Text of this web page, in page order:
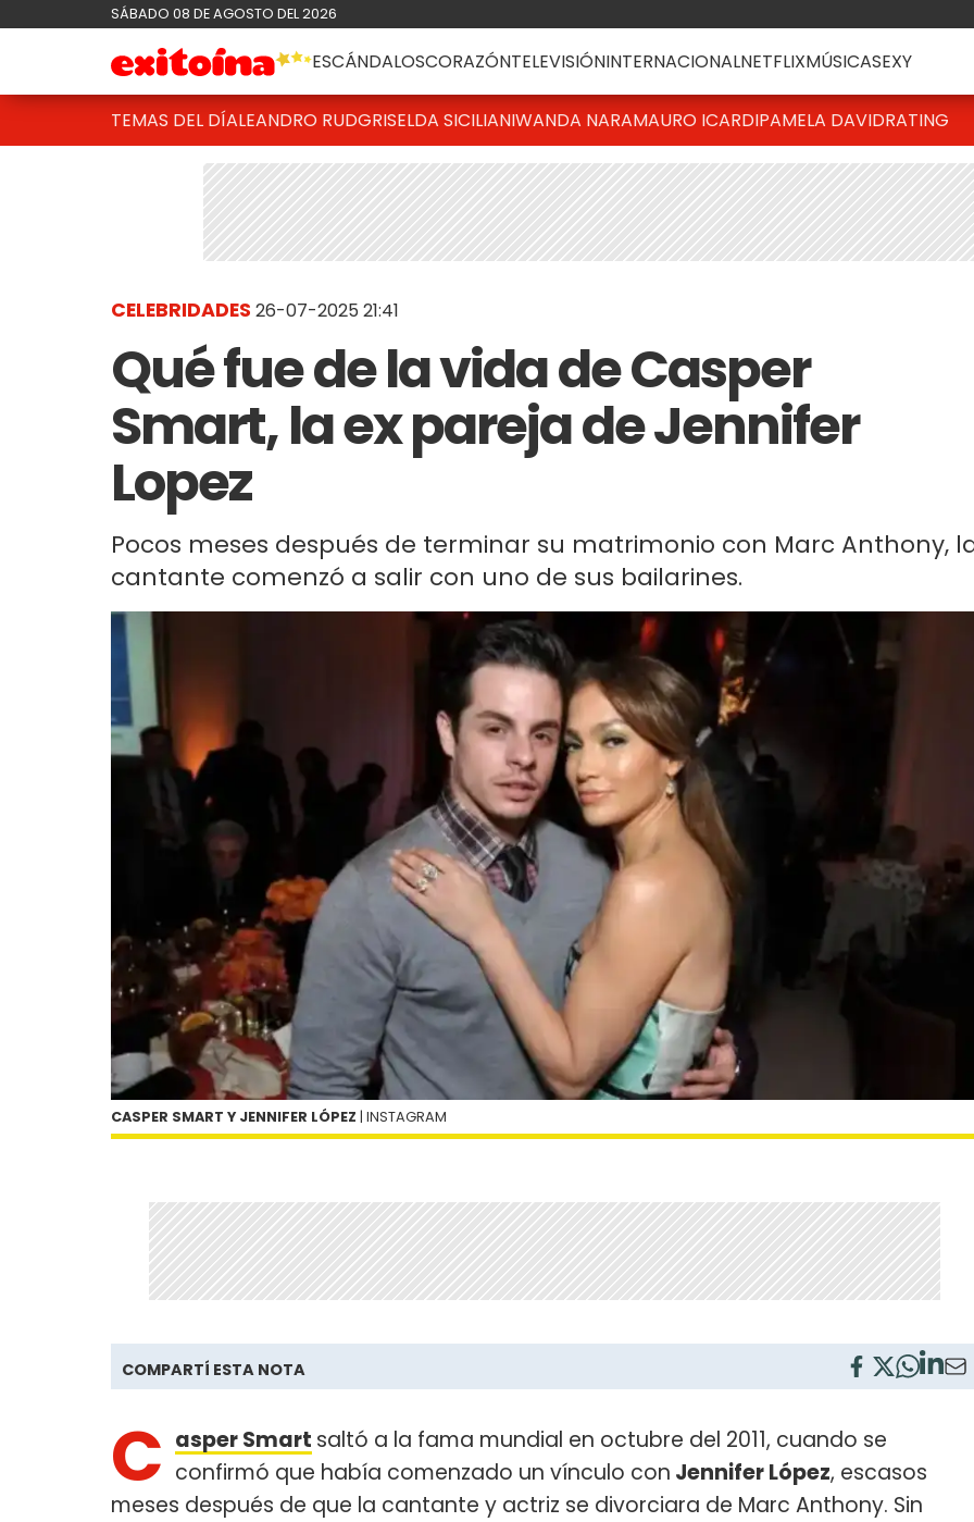
SÁBADO 08 DE AGOSTO DEL 2026
ESCÁNDALOSCORAZÓNTELEVISIÓNINTERNACIONALNETFLIXMÚSICASEXY
TEMAS DEL DÍALEANDRO RUDGRISELDA SICILIANIWANDA NARAMAURO ICARDIPAMELA DAVIDRATING
CELEBRIDADES 26-07-2025 21:41
Qué fue de la vida de Casper
Smart, la ex pareja de Jennifer
Lopez
Pocos meses después de terminar su matrimonio con Marc Anthony,
cantante comenzó a salir con uno de sus bailarines.
CASPER SMART Y JENNIFER LÓPEZ | INSTAGRAM
COMPARTÍ ESTA NOTA
C asper Smart saltó a la fama mundial en octubre del 2011, cuando se
confirmó que había comenzado un vínculo con Jennifer López, escasos
meses después de que la cantante y actriz se divorciara de Marc Anthony. Sin